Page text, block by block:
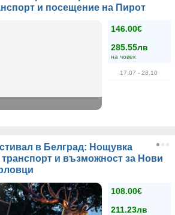
и посещение на Пирот
146.00€
285.55лв
на човек
17.07 - 28.10
в Белград: Нощувка
и възможност за Нови
108.00€
211.23лв